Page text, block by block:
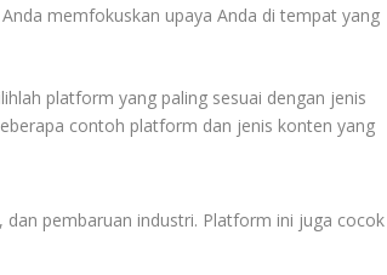
memfokuskan upaya Anda di tempat yang
platform yang paling sesuai dengan jenis
contoh platform dan jenis konten yang
pembaruan industri. Platform ini juga cocok